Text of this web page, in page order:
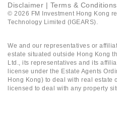
Disclaimer | Terms & Conditions
© 2026 FM Investment Hong Kong
Technology Limited (IGEARS).
We and our representatives or
estate situated outside Hong Kong
Ltd., its representatives and its
license under the Estate Agents
Hong Kong) to deal with real estate
licensed to deal with any property